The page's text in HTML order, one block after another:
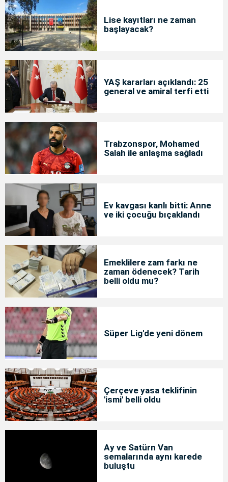
Lise kayıtları ne zaman
başlayacak?
YAŞ kararları açıklandı: 25
general ve amiral terfi etti
Trabzonspor, Mohamed
Salah ile anlaşma sağladı
Ev kavgası kanlı bitti: Anne
ve iki çocuğu bıçaklandı
Emeklilere zam farkı ne
zaman ödenecek? Tarih
belli oldu mu?
Süper Lig'de yeni dönem
Çerçeve yasa teklifinin
'ismi' belli oldu
Ay ve Satürn Van
semalarında aynı karede
buluştu